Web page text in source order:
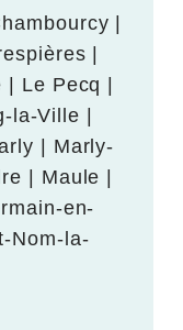
|
|
| Le Pecq |
la-Ville |
| Marly-
| Maule |
en-
Nom-la-